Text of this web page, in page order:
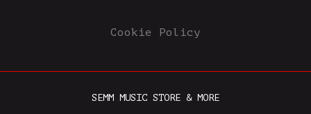
Cookie Policy
SEMM MUSIC STORE & MORE